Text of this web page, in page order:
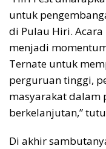
untuk
di Pulau Hiri.
menjadi
Ternate untuk
perguruan tinggi,
masyarakat dalam
berkelanjutan,”
Di akhir